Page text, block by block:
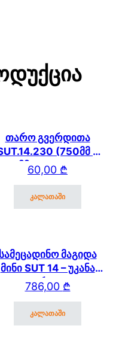
თარო გვერდითა
(750მმ *
250 მმ) SUT.14/15/17
60,00 ₾
კალათაში
სამეცადინო მაგიდა
მინი SUT 14 – უკანა
თაროთი
786,00 ₾
კალათაში